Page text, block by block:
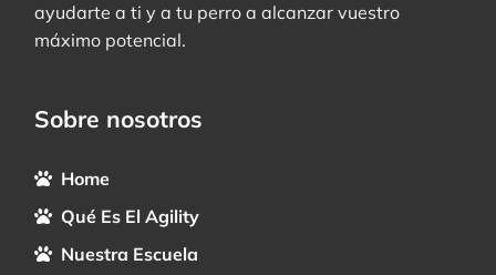
ayudarte a ti y a tu perro a alcanzar vuestro
máximo potencial.
Sobre nosotros
Home
Qué Es El Agility
Nuestra Escuela